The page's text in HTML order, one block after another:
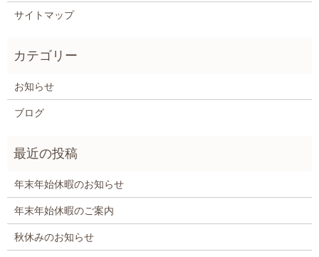
サイトマップ
お知らせ
ブログ
年末年始休暇のお知らせ
年末年始休暇のご案内
秋休みのお知らせ